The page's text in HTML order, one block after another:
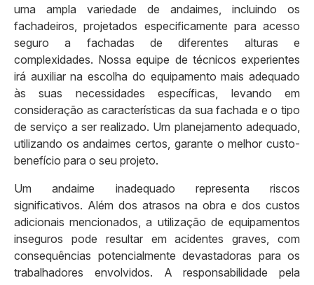
uma ampla variedade de andaimes, incluindo os
fachadeiros, projetados especificamente para acesso
seguro a fachadas de diferentes alturas e
complexidades. Nossa equipe de técnicos experientes
irá auxiliar na escolha do equipamento mais adequado
às suas necessidades específicas, levando em
consideração as características da sua fachada e o tipo
de serviço a ser realizado. Um planejamento adequado,
utilizando os andaimes certos, garante o melhor custo-
benefício para o seu projeto.
Um andaime inadequado representa riscos
significativos. Além dos atrasos na obra e dos custos
adicionais mencionados, a utilização de equipamentos
inseguros pode resultar em acidentes graves, com
consequências potencialmente devastadoras para os
trabalhadores envolvidos. A responsabilidade pela